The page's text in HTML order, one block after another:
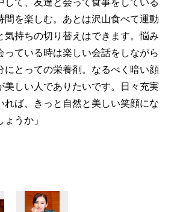
間を楽しむ。あとは沢山食べて運動
気持ちの切り替えはできます。悩み
っている時は楽しい会話をしながら
にとっての栄養剤。なるべく暗い顔
美しい人でありたいです。日々充実
れば、きっと自然と美しい笑顔にな
うか」